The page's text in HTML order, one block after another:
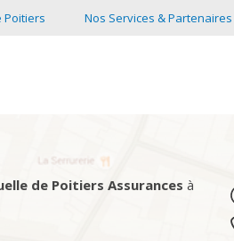
Poitiers Nos Services & Partenaires
à LORIENT
de Poitiers Assurances à